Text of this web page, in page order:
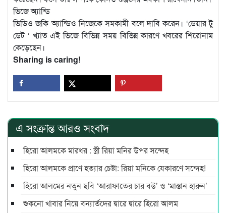
ভিজে অ্যান্ডি
ভিডিও জকি অ্যান্ডিও নিজেকে সমকামী বলে দাবি করেন। ‘ডেয়ার টু
ডেট ‘ খ্যাত এই ভিজে বিভিন্ন সময় বিভিন্ন কারণে খবরের শিরোনাম
কেড়েছেন।
Sharing is caring!
এ সংক্রান্ত আরও সংবাদ
হিরো আলমকে মারধর : স্ত্রী রিয়া মনির উপর সন্দেহ
হিরো আলমকে প্রাণে হত্যার চেষ্টা: রিয়া মনিকে যেকারণে সন্দেহ!
হিরো আলমের নতুন ছবি ‌‘আরাফাতের চার বউ’ ও ‘মাস্তান হারুন’
শুকনো খাবার নিয়ে বন্যার্তদের দ্বারে দ্বারে হিরো আলম